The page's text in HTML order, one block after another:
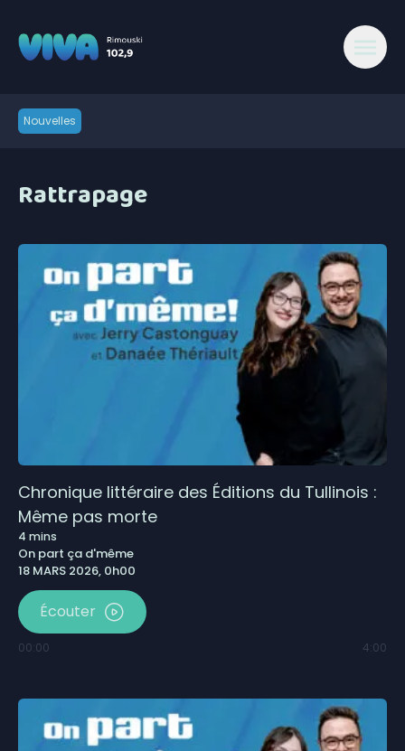
Nouvelles
Rattrapage
Chronique littéraire des Éditions du Tullinois :
Même pas morte
4 mins
On part ça d'même
18 MARS 2026, 0h00
Écouter
00:00 4:00